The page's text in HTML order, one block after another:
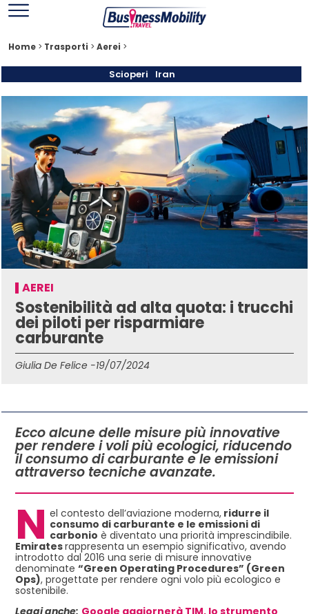
Home > Trasporti > Aerei >
Scioperi Iran
AEREI
Sostenibilità ad alta quota: i trucchi
dei piloti per risparmiare
carburante
Giulia De Felice -19/07/2024
Ecco alcune delle misure più innovative
per rendere i voli più ecologici, riducendo
il consumo di carburante e le emissioni
attraverso tecniche avanzate.
N el contesto dell’aviazione moderna, ridurre il
consumo di carburante e le emissioni di
carbonio è diventato una priorità imprescindibile.
Emiratesrappresenta un esempio significativo, avendo
introdotto dal 2016 una serie di misure innovative
denominate “Green Operating Procedures” (Green
Ops), progettate per rendere ogni volo più ecologico e
sostenibile.